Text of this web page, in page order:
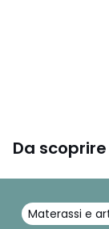
Da scoprire
Materassi e